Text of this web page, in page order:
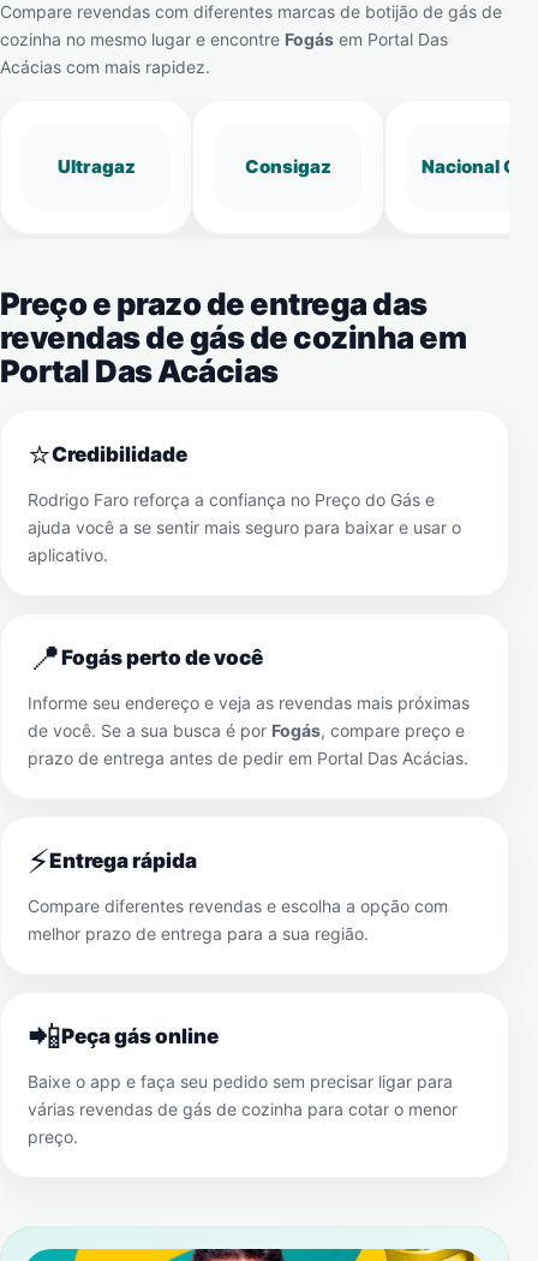
Compare revendas com diferentes marcas de botijão de gás de
cozinha no mesmo lugar e encontre Fogás em Portal Das
Acácias com mais rapidez.
Ultragaz Consigaz Nacional Gás
Preço e prazo de entrega das
revendas de gás de cozinha em
Portal Das Acácias
⭐Credibilidade
Rodrigo Faro reforça a confiança no Preço do Gás e
ajuda você a se sentir mais seguro para baixar e usar o
aplicativo.
📍Fogás perto de você
Informe seu endereço e veja as revendas mais próximas
de você. Se a sua busca é por Fogás, compare preço e
prazo de entrega antes de pedir em Portal Das Acácias.
⚡Entrega rápida
Compare diferentes revendas e escolha a opção com
melhor prazo de entrega para a sua região.
📲Peça gás online
Baixe o app e faça seu pedido sem precisar ligar para
várias revendas de gás de cozinha para cotar o menor
preço.